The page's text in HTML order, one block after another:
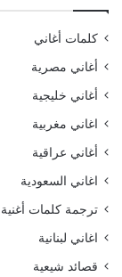
كلمات أغاني
أغاني مصرية
أغاني خليجية
اغاني مغربية
أغاني عراقية
اغاني السعودية
ترجمة كلمات أغنية
اغاني لبنانية
قصائد شيعية